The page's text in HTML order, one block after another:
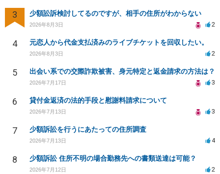
3 少額訟訴検討してるのですが、相手の住所がわからない
2026年8月3日 2
4 元恋人から代金支払済みのライブチケットを回収したい。
2026年8月3日 2
5 出会い系での交際詐欺被害、身元特定と返金請求の方法は？
2026年7月17日 3
6 貸付金返済の法的手段と慰謝料請求について
2026年7月13日 3
7 少額訴訟を行うにあたっての住所調査
2026年7月13日 4
8 少額訴訟 住所不明の場合勤務先への書類送達は可能？
2026年7月12日 2